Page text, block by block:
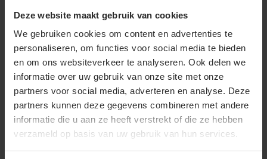
Deze website maakt gebruik van cookies
We gebruiken cookies om content en advertenties te
personaliseren, om functies voor social media te bieden
en om ons websiteverkeer te analyseren. Ook delen we
informatie over uw gebruik van onze site met onze
partners voor social media, adverteren en analyse. Deze
partners kunnen deze gegevens combineren met andere
informatie die u aan ze heeft verstrekt of die ze hebben
verzameld op basis van uw gebruik van hun services.
gerecycled polyester, 80g/m². C0 Bionic-Finish® ECO
waterafstotend.
Maten:
♀
Geslacht: Dames
Zakken: Zipper pockets
Halslijn: Hood